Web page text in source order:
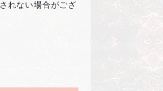
れない場合がござ